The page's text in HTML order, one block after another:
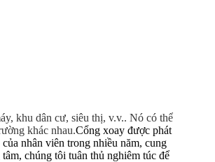
khu dân cư, siêu thị, v.v.. Nó có thể
khác nhau.Cổng xoay được phát
nhân viên trong nhiều năm, cung
chúng tôi tuân thủ nghiêm túc để